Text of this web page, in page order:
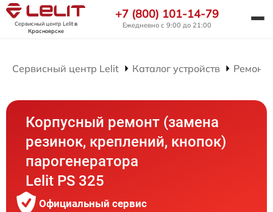
Сервисный центр Lelitв
Красноярске
+7 (800) 101-14-79
Ежедневно с 9:00 до 21:00
Сервисный центр Lelit Каталог устройств Ремонт
Корпусный ремонт (замена
резинок, креплений, кнопок)
парогенератора
Lelit PS 325
Официальный сервис